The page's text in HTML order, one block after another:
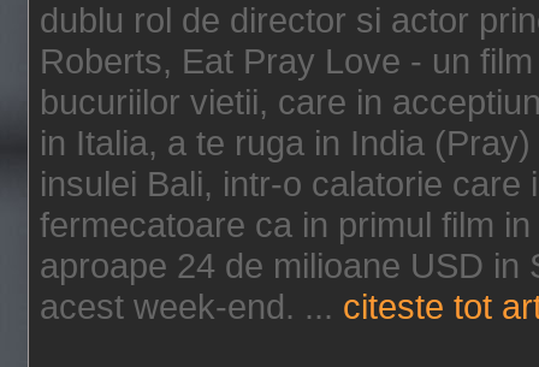
dublu rol de director si actor
Roberts, Eat Pray Love - un
bucuriilor vietii, care in
in Italia, a te ruga in India
insulei Bali, intr-o calatorie
fermecatoare ca in primul film
aproape 24 de milioane USD in
acest week-end. ... citeste tot